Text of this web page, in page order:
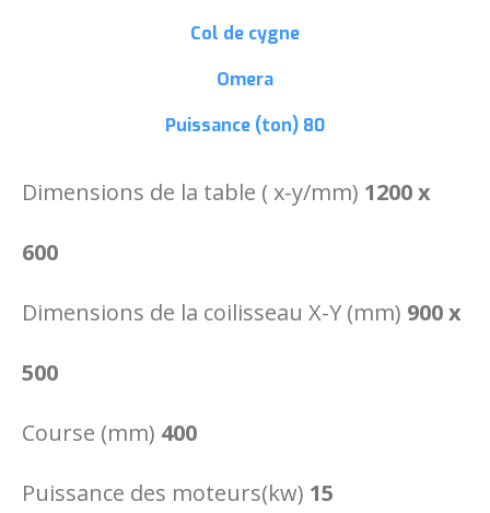
Col de cygne
Omera
Puissance (ton) 80
Dimensions de la table ( x-y/mm) 1200 x
600
Dimensions de la coilisseau X-Y (mm) 900 x
500
Course (mm) 400
Puissance des moteurs(kw) 15